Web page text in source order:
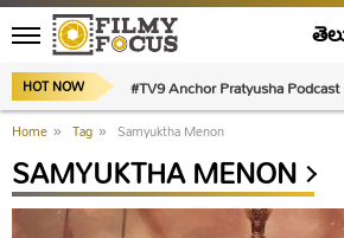
HOT NOW #TV9 Anchor Pratyusha Podcast
Home » Tag » Samyuktha Menon
SAMYUKTHA MENON